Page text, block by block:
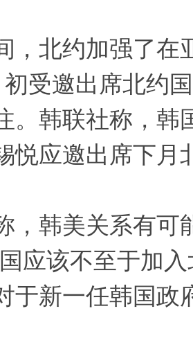
，北约加强了在
初受邀出席北约
。韩联社称，韩
悦应邀出席下月
，韩美关系有
应该不至于加
于新一任韩国政